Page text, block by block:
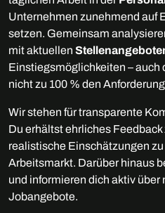
Unternehmen zunehmend auf
setzen. Gemeinsam
mit aktuellen
Einstiegsmöglichkeiten – auch
nicht zu 100 % den
Wir stehen für transparente
Du erhältst ehrliches
realistische Einschätzungen
Arbeitsmarkt. Darüber hinaus
und informieren dich aktiv über
Jobangebote.